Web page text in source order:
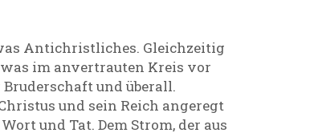
Antichristliches. Gleichzeitig
im anvertrauten Kreis vor
und überall.
und sein Reich angeregt
und Tat. Dem Strom, der aus